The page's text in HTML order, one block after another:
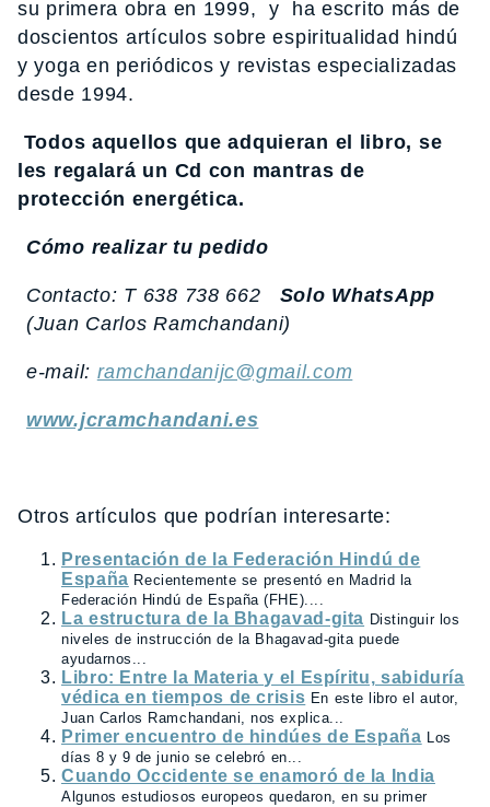
su primera obra en 1999, y ha escrito más de
doscientos artículos sobre espiritualidad hindú
y yoga en periódicos y revistas especializadas
desde 1994.
Todos aquellos que adquieran el libro, se
les regalará un Cd con mantras de
protección energética.
Cómo realizar tu pedido
Contacto: T 638 738 662 Solo WhatsApp
(Juan Carlos Ramchandani)
e-mail: ramchandanijc@gmail.com
www.jcramchandani.es
Otros artículos que podrían interesarte:
Presentación de la Federación Hindú de
España Recientemente se presentó en Madrid la
Federación Hindú de España (FHE)....
La estructura de la Bhagavad-gita Distinguir los
niveles de instrucción de la Bhagavad-gita puede
ayudarnos...
Libro: Entre la Materia y el Espíritu, sabiduría
védica en tiempos de crisis En este libro el autor,
Juan Carlos Ramchandani, nos explica...
Primer encuentro de hindúes de España Los
días 8 y 9 de junio se celebró en...
Cuando Occidente se enamoró de la India
Algunos estudiosos europeos quedaron, en su primer